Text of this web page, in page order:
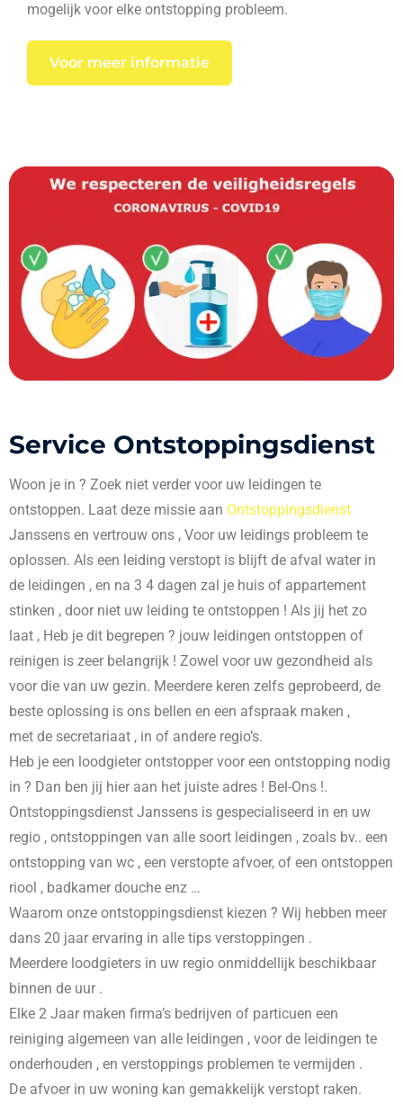
mogelijk voor elke ontstopping probleem.
Voor meer informatie
Service Ontstoppingsdienst
Woon je in ? Zoek niet verder voor uw leidingen te
ontstoppen. Laat deze missie aan Ontstoppingsdienst
Janssens en vertrouw ons , Voor uw leidings probleem te
oplossen. Als een leiding verstopt is blijft de afval water in
de leidingen , en na 3 4 dagen zal je huis of appartement
stinken , door niet uw leiding te ontstoppen ! Als jij het zo
laat , Heb je dit begrepen ? jouw leidingen ontstoppen of
reinigen is zeer belangrijk ! Zowel voor uw gezondheid als
voor die van uw gezin. Meerdere keren zelfs geprobeerd, de
beste oplossing is ons bellen en een afspraak maken ,
met de secretariaat , in of andere regio’s.
Heb je een loodgieter ontstopper voor een ontstopping nodig
in ? Dan ben jij hier aan het juiste adres ! Bel-Ons !.
Ontstoppingsdienst Janssens is gespecialiseerd in en uw
regio , ontstoppingen van alle soort leidingen , zoals bv.. een
ontstopping van wc , een verstopte afvoer, of een ontstoppen
riool , badkamer douche enz …
Waarom onze ontstoppingsdienst kiezen ? Wij hebben meer
dans 20 jaar ervaring in alle tips verstoppingen .
Meerdere loodgieters in uw regio onmiddellijk beschikbaar
binnen de uur .
Elke 2 Jaar maken firma’s bedrijven of particuen een
reiniging algemeen van alle leidingen , voor de leidingen te
onderhouden , en verstoppings problemen te vermijden .
De afvoer in uw woning kan gemakkelijk verstopt raken.